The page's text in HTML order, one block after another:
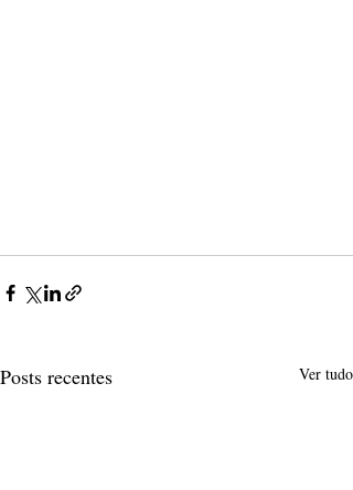
Posts recentes Ver tudo